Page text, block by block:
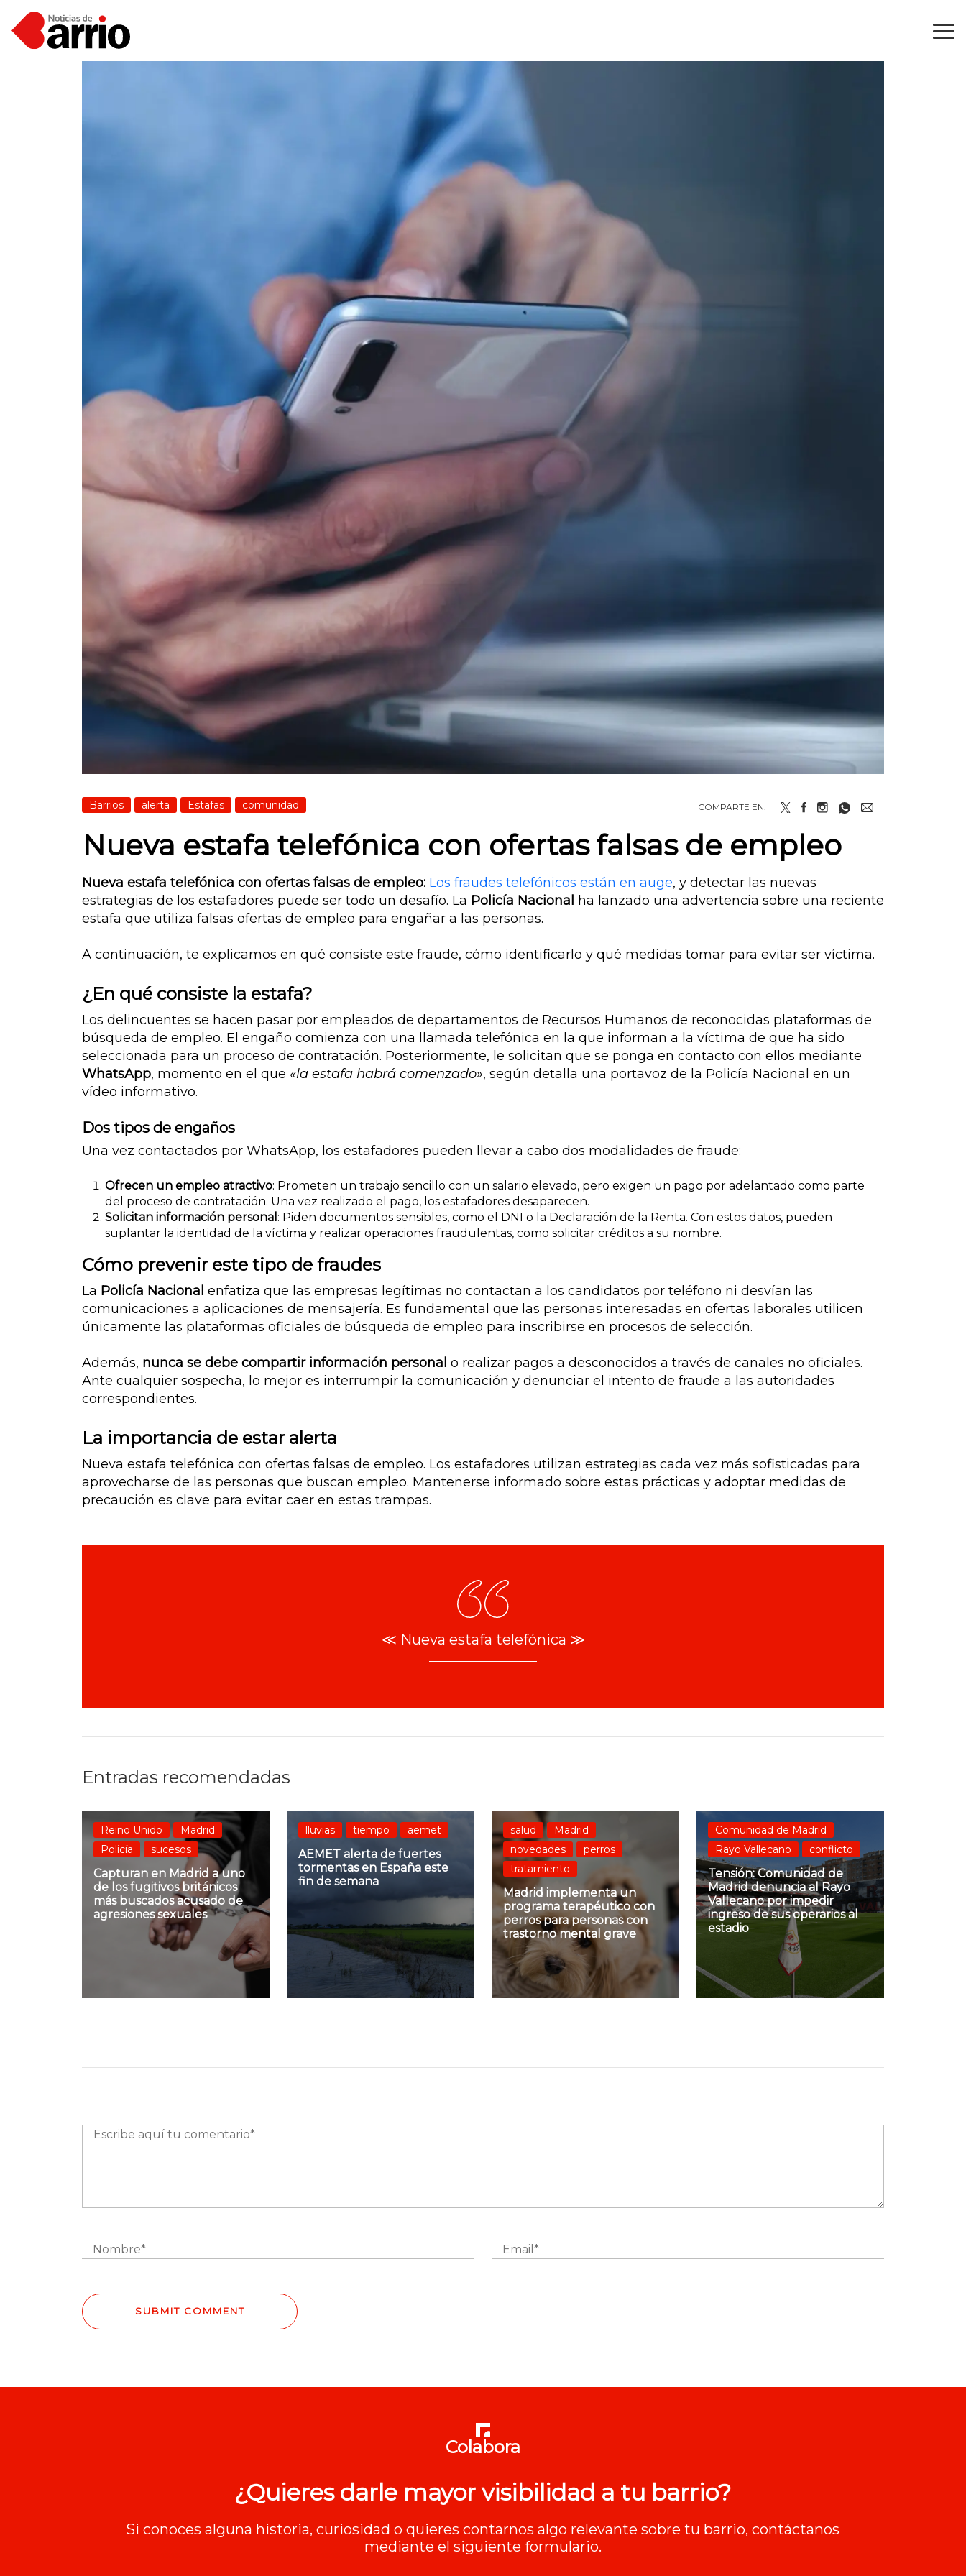
Barrios alerta Estafas comunidad COMPARTE EN:
Nueva estafa telefónica con ofertas falsas de empleo
Nueva estafa telefónica con ofertas falsas de empleo: Los fraudes telefónicos están en auge, y detectar las nuevas
estrategias de los estafadores puede ser todo un desafío. La Policía Nacional
ha lanzado una advertencia sobre una reciente
estafa que utiliza falsas ofertas de empleo para engañar a las personas.
A continuación, te explicamos en qué consiste este fraude, cómo identificarlo y qué medidas tomar para evitar ser víctima.
¿En qué consiste la estafa?
Los delincuentes se hacen pasar por empleados de departamentos de Recursos Humanos de reconocidas plataformas de
búsqueda de empleo. El engaño comienza con una llamada telefónica en la que informan a la víctima de que ha sido
seleccionada para un proceso de contratación. Posteriormente, le solicitan que se ponga en contacto con ellos mediante
WhatsApp, momento en el que «la estafa habrá comenzado», según detalla una portavoz de la Policía Nacional en un
vídeo informativo.
Dos tipos de engaños
Una vez contactados por WhatsApp, los estafadores pueden llevar a cabo dos modalidades de fraude:
Ofrecen un empleo atractivo: Prometen un trabajo sencillo con un salario elevado, pero exigen un pago por adelantado como parte
del proceso de contratación. Una vez realizado el pago, los estafadores desaparecen.
Solicitan información personal : Piden documentos sensibles, como el DNI o la Declaración de la Renta. Con estos datos, pueden
suplantar la identidad de la víctima y realizar operaciones fraudulentas, como solicitar créditos a su nombre.
Cómo prevenir este tipo de fraudes
La Policía Nacional enfatiza que las empresas legítimas no contactan a los candidatos por teléfono ni desvían las
comunicaciones a aplicaciones de mensajería. Es fundamental que las personas interesadas en ofertas laborales utilicen
únicamente las plataformas oficiales de búsqueda de empleo para inscribirse en procesos de selección.
Además, nunca se debe compartir información personal o realizar pagos a desconocidos a través de canales no oficiales.
Ante cualquier sospecha, lo mejor es interrumpir la comunicación y denunciar el intento de fraude a las autoridades
correspondientes.
La importancia de estar alerta
Nueva estafa telefónica con ofertas falsas de empleo. Los estafadores utilizan estrategias cada vez más sofisticadas para
aprovecharse de las personas que buscan empleo. Mantenerse informado sobre estas prácticas y adoptar medidas de
precaución es clave para evitar caer en estas trampas.
≪ Nueva estafa telefónica ≫
Entradas recomendadas
Reino Unido
Madrid
Policía
sucesos
Capturan en Madrid a uno
de los fugitivos británicos
más buscados acusado de
agresiones sexuales
lluvias tiempo aemet
AEMET alerta de fuertes
tormentas en España este
fin de semana
salud
Madrid
novedades
perros
tratamiento
Madrid implementa un
programa terapéutico con
perros para personas con
trastorno mental grave
Comunidad de Madrid
Rayo Vallecano
conflicto
Tensión: Comunidad de
Madrid denuncia al Rayo
Vallecano por impedir
ingreso de sus operarios al
estadio
Colabora
¿Quieres darle mayor visibilidad a tu barrio?
Si conoces alguna historia, curiosidad o quieres contarnos algo relevante sobre tu barrio, contáctanos
mediante el siguiente formulario.